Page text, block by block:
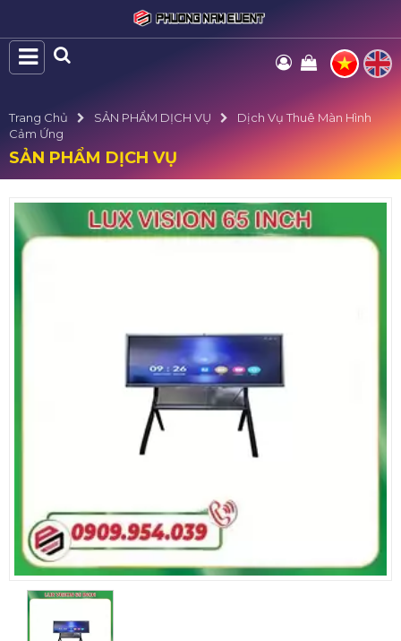
Trang Chủ SẢN PHẨM DỊCH VỤ
Dịch Vụ Thuê Màn Hình
Cảm Ứng
SẢN PHẨM DỊCH VỤ